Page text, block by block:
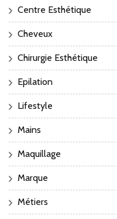
Centre Esthétique
Cheveux
Chirurgie Esthétique
Epilation
Lifestyle
Mains
Maquillage
Marque
Métiers